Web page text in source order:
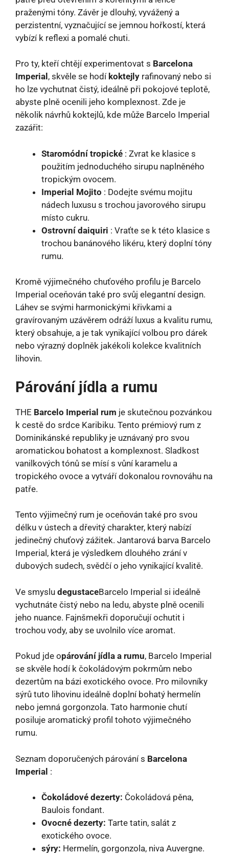
praženými tóny. Závěr je dlouhý, vyvážený a
perzistentní, vyznačující se jemnou hořkostí, která
vybízí k reflexi a pomalé chuti.
Pro ty, kteří chtějí experimentovat s Barcelona
Imperial , skvěle se hodí koktejly rafinovaný nebo si
ho lze vychutnat čistý, ideálně při pokojové teplotě,
abyste plně ocenili jeho komplexnost. Zde je
několik návrhů koktejlů, kde může Barcelo Imperial
zazářit:
Staromódní tropické : Zvrat ke klasice s
použitím jednoduchého sirupu naplněného
tropickým ovocem.
Imperial Mojito : Dodejte svému mojitu
nádech luxusu s trochou javorového sirupu
místo cukru.
Ostrovní daiquiri : Vraťte se k této klasice s
trochou banánového likéru, který doplní tóny
rumu.
Kromě výjimečného chuťového profilu je Barcelo
Imperial oceňován také pro svůj elegantní design.
Láhev se svými harmonickými křivkami a
gravírovaným uzávěrem odráží luxus a kvalitu rumu,
který obsahuje, a je tak vynikající volbou pro dárek
nebo výrazný doplněk jakékoli kolekce kvalitních
lihovin.
Párování jídla a rumu
THE Barcelo Imperial rum je skutečnou pozvánkou
k cestě do srdce Karibiku. Tento prémiový rum z
Dominikánské republiky je uznávaný pro svou
aromatickou bohatost a komplexnost. Sladkost
vanilkových tónů se mísí s vůní karamelu a
tropického ovoce a vytváří dokonalou rovnováhu na
patře.
Tento výjimečný rum je oceňován také pro svou
délku v ústech a dřevitý charakter, který nabízí
jedinečný chuťový zážitek. Jantarová barva Barcelo
Imperial, která je výsledkem dlouhého zrání v
dubových sudech, svědčí o jeho vynikající kvalitě.
Ve smyslu degustaceBarcelo Imperial si ideálně
vychutnáte čistý nebo na ledu, abyste plně ocenili
jeho nuance. Fajnšmekři doporučují ochutit i
trochou vody, aby se uvolnilo více aromat.
Pokud jde opárování jídla a rumu, Barcelo Imperial
se skvěle hodí k čokoládovým pokrmům nebo
dezertům na bázi exotického ovoce. Pro milovníky
sýrů tuto lihovinu ideálně doplní bohatý hermelín
nebo jemná gorgonzola. Tato harmonie chutí
posiluje aromatický profil tohoto výjimečného
rumu.
Seznam doporučených párování s Barcelona
Imperial :
Čokoládové dezerty: Čokoládová pěna,
Baulois fondant.
Ovocné dezerty: Tarte tatin, salát z
exotického ovoce.
sýry: Hermelín, gorgonzola, niva Auvergne.